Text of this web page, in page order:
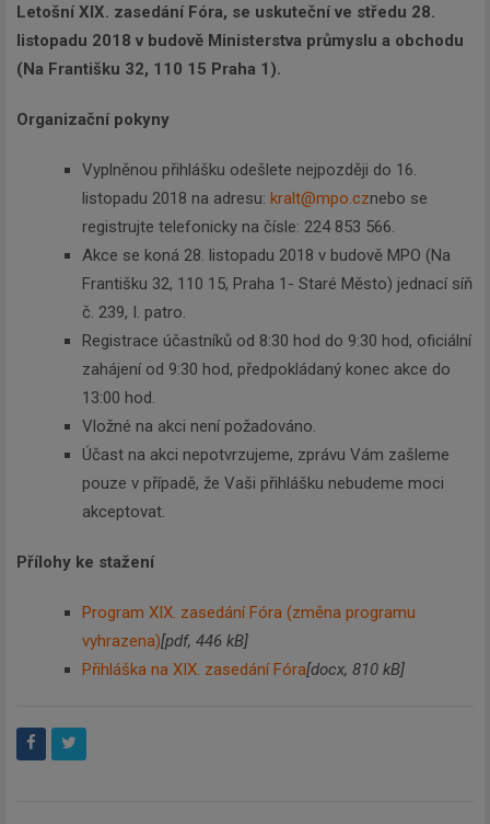
Letošní XIX. zasedání Fóra, se uskuteční ve středu 28.
listopadu 2018 v budově Ministerstva průmyslu a obchodu
(Na Františku 32, 110 15 Praha 1).
Organizační pokyny
Vyplněnou přihlášku odešlete nejpozději do 16.
listopadu 2018 na adresu: kralt@mpo.cznebo se
registrujte telefonicky na čísle: 224 853 566.
Akce se koná 28. listopadu 2018 v budově MPO (Na
Františku 32, 110 15, Praha 1- Staré Město) jednací síň
č. 239, I. patro.
Registrace účastníků od 8:30 hod do 9:30 hod, oficiální
zahájení od 9:30 hod, předpokládaný konec akce do
13:00 hod.
Vložné na akci není požadováno.
Účast na akci nepotvrzujeme, zprávu Vám zašleme
pouze v případě, že Vaši přihlášku nebudeme moci
akceptovat.
Přílohy ke stažení
Program XIX. zasedání Fóra (změna programu
vyhrazena)[pdf, 446 kB]
Přihláška na XIX. zasedání Fóra[docx, 810 kB]